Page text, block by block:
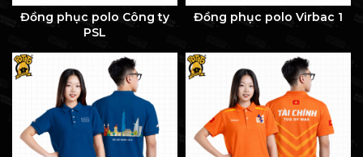
Đồng phục polo Công ty
PSL
Đồng phục polo Virbac 1